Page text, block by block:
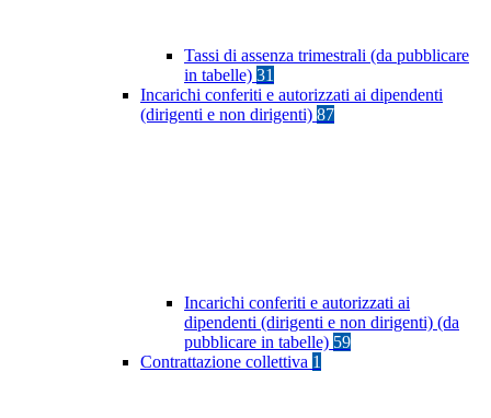
Tassi di assenza trimestrali (da pubblicare
in tabelle) 31
Incarichi conferiti e autorizzati ai dipendenti
(dirigenti e non dirigenti) 87
Incarichi conferiti e autorizzati ai
dipendenti (dirigenti e non dirigenti) (da
pubblicare in tabelle) 59
Contrattazione collettiva 1